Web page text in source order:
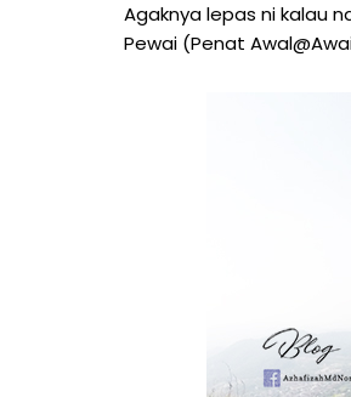
Agaknya lepas ni kalau
Pewai (Penat